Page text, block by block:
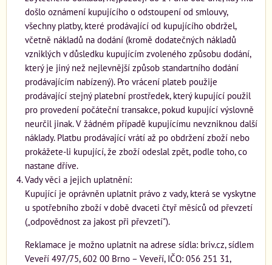
došlo oznámení kupujícího o odstoupení od smlouvy,
všechny platby, které prodávající od kupujícího obdržel,
včetně nákladů na dodání (kromě dodatečných nákladů
vzniklých v důsledku kupujícím zvoleného způsobu dodání,
který je jiný než nejlevnější způsob standartního dodání
prodávajícím nabízený). Pro vrácení plateb použije
prodávající stejný platební prostředek, který kupující použil
pro provedení počáteční transakce, pokud kupující výslovně
neurčil jinak. V žádném případě kupujícímu nevzniknou další
náklady. Platbu prodávající vrátí až po obdržení zboží nebo
prokážete-li kupující, že zboží odeslal zpět, podle toho, co
nastane dříve.
Vady věci a jejich uplatnění:
Kupující je oprávněn uplatnit právo z vady, která se vyskytne
u spotřebního zboží v době dvaceti čtyř měsíců od převzetí
(„odpovědnost za jakost při převzetí").
Reklamace je možno uplatnit na adrese sídla: briv.cz, sídlem
Veveří 497/75, 602 00 Brno – Veveří, IČO: 056 251 31,